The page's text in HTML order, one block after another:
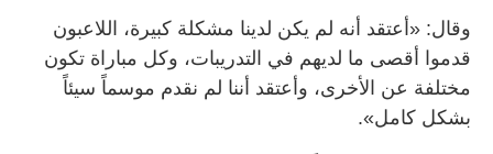
وقال: «أعتقد أنه لم يكن لدينا مشكلة كبيرة، اللاعبون
قدموا أقصى ما لديهم في التدريبات، وكل مباراة تكون
مختلفة عن الأخرى، وأعتقد أننا لم نقدم موسماً سيئاً
بشكل كامل».